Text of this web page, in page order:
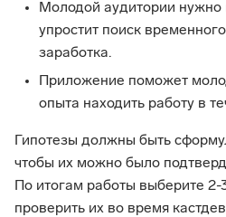
Молодой аудитории нужно
упростит поиск
заработка.
Приложение поможет
опыта находить работу в
Гипотезы должны быть
чтобы их можно было
По итогам работы выберите 2-
проверить их во время